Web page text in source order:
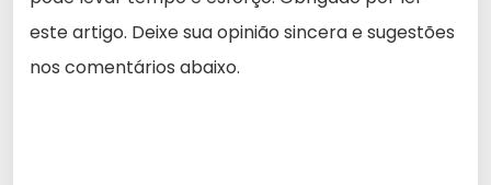
este artigo. Deixe sua opinião sincera e sugestões
nos comentários abaixo.